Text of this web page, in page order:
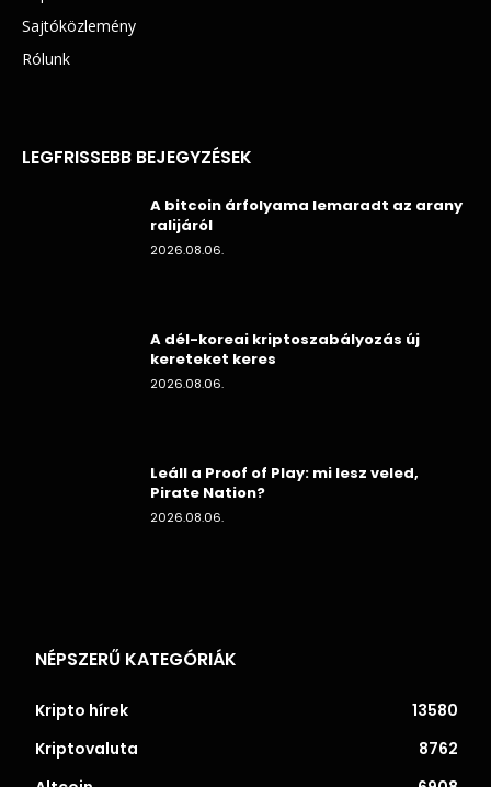
Sajtóközlemény
Rólunk
LEGFRISSEBB BEJEGYZÉSEK
A bitcoin árfolyama lemaradt az arany
ralijáról
2026.08.06.
A dél-koreai kriptoszabályozás új
kereteket keres
2026.08.06.
Leáll a Proof of Play: mi lesz veled,
Pirate Nation?
2026.08.06.
NÉPSZERŰ KATEGÓRIÁK
Kripto hírek
13580
Kriptovaluta
8762